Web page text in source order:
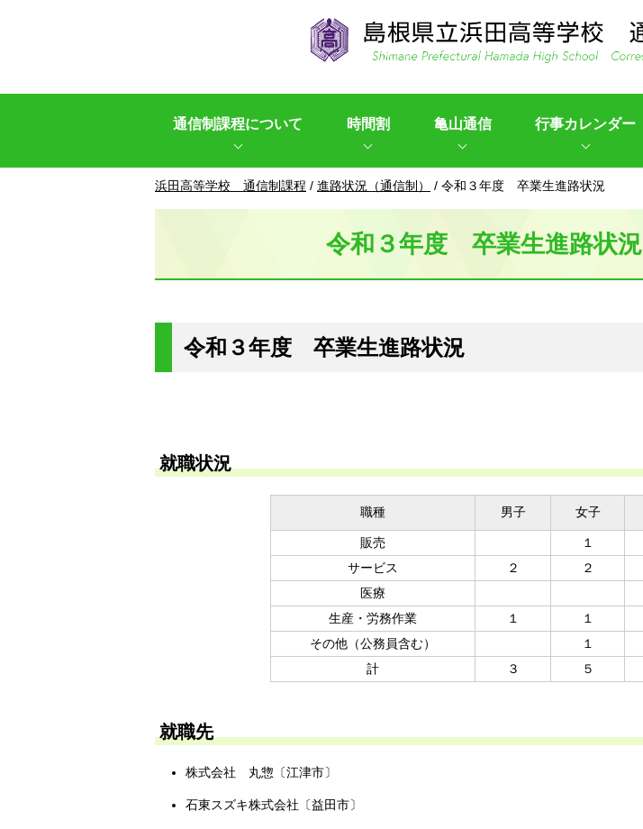
通信制課程について 時間割 亀山通信 行事カレンダー
現
浜田高等学校 通信制課程 / 進路状況（通信制） / 令和３年度 卒業生進路状況
令和３年度 卒業生進路状況
令和３年度 卒業生進路状況
就職状況
職種 男子 女子
販売 １
サービス
２ ２
医療
生産・労務作業
１ １
その他（公務員含む）
１
計
３ ５
就職先
株式会社 丸惣〔江津市〕
石東スズキ株式会社〔益田市〕